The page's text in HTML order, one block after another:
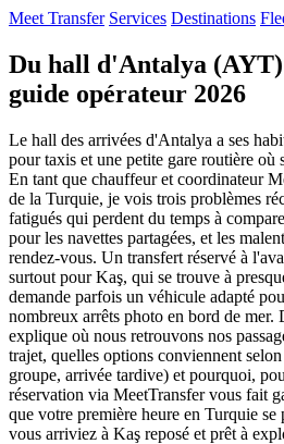
Meet Transfer Services Destinations
Du hall d'Antalya
guide opérateur 2026
Le hall des arrivées d'Antalya a ses
pour taxis et une petite gare routière où
En tant que chauffeur et coordinateur
de la Turquie, je vois trois problèmes
fatigués qui perdent du temps à
pour les navettes partagées, et les
rendez-vous. Un transfert réservé à
surtout pour Kaş, qui se trouve à
demande parfois un véhicule adapté
nombreux arrêts photo en bord de mer.
explique où nous retrouvons nos
trajet, quelles options conviennent
groupe, arrivée tardive) et pourquoi,
réservation via MeetTransfer vous fait
que votre première heure en Turquie se
vous arriviez à Kaş reposé et prêt à